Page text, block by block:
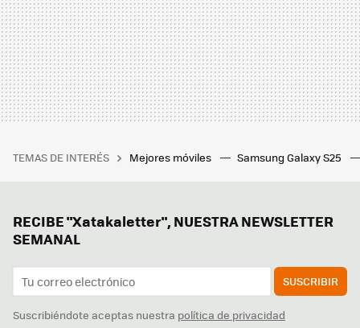
TEMAS DE INTERÉS Mejores móviles Samsung Galaxy S25
RECIBE "Xatakaletter", NUESTRA NEWSLETTER
SEMANAL
SUSCRIBIR
Suscribiéndote aceptas nuestra política de privacidad